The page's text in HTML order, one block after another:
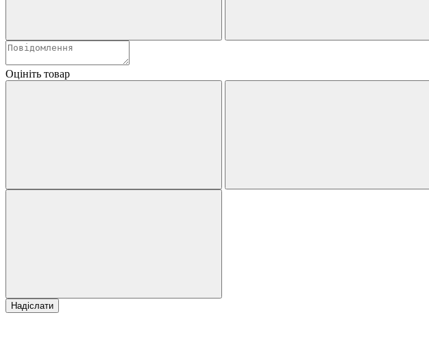
Оцініть товар
Надіслати